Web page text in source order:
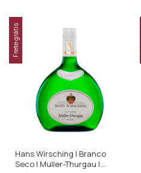
Frete grátis
Hans Wirsching | Branco
Seco | Muller-Thurgau |